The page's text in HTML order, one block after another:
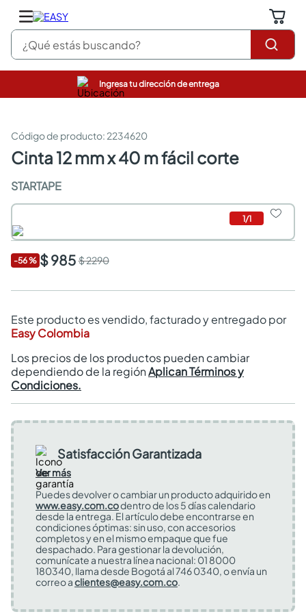
¿Qué estás buscando?
Ingresa tu dirección de entrega
: 2234620
cinta 12 mm x 40 m fácil corte
STARTAPE
1/1
-56% $ 985$ 2290
Este producto es vendido, facturado y entregado por
Easy Colombia
Los precios de los productos pueden cambiar
dependiendo de la regiónAplican Términos y
Condiciones.
Satisfacción Garantizada
Ver más
Puedes devolver o cambiar un producto adquirido en
www.easy.com.codentro de los 5 días calendario
desde la entrega. El artículo debe encontrarse en
condiciones óptimas: sin uso, con accesorios
completos y en el mismo empaque que fue
despachado. Para gestionar la devolución,
comunícate a nuestra línea nacional: 01 8000
180340, llama desde Bogotá al 746 0340, o envía un
correo aclientes@easy.com.co.
pinturas
sanitarios
comedor
pisos
armarios closet
comedores
neveras